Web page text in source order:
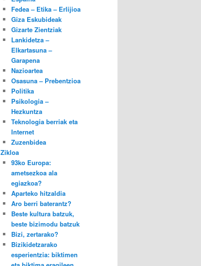
Fedea – Etika – Erlijioa
Giza Eskubideak
Gizarte Zientziak
Lankidetza –
Elkartasuna –
Garapena
Nazioartea
Osasuna – Prebentzioa
Politika
Psikologia –
Hezkuntza
Teknologia berriak eta
Internet
Zuzenbidea
Zikloa
93ko Europa:
ametsezkoa ala
egiazkoa?
Aparteko hitzaldia
Aro berri baterantz?
Beste kultura batzuk,
beste bizimodu batzuk
Bizi, zertarako?
Bizikidetzarako
esperientzia: biktimen